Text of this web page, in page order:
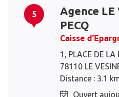
5
Agence LE
PECQ
Caisse
1, PLACE DE LA
78110 LE
Distance : 3.1
Ouvert